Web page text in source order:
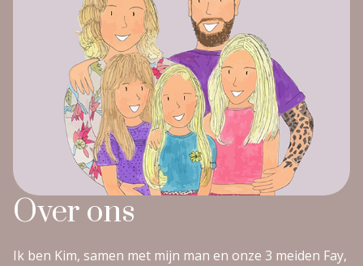
Over ons
Ik ben Kim, samen met mijn man en onze 3 meiden Fay,